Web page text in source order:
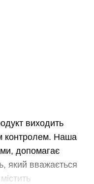
виходить
контролем. Наша
допомагає
який вважається